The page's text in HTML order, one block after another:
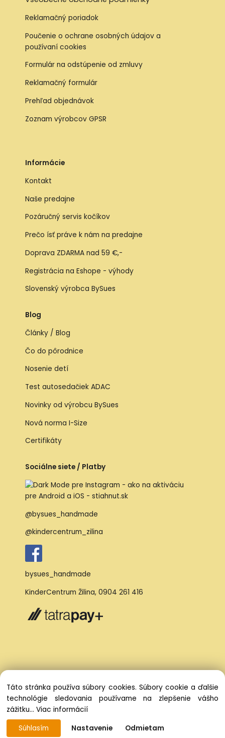
Reklamačný poriadok
Poučenie o ochrane osobných údajov a
používaní cookies
Formulár na odstúpenie od zmluvy
Reklamačný formulár
Prehľad objednávok
Zoznam výrobcov GPSR
Informácie
Kontakt
Naše predajne
Pozáručný servis kočíkov
Prečo ísť práve k nám na predajne
Doprava ZDARMA nad 59 €,-
Registrácia na Eshope - výhody
Slovenský výrobca BySues
Blog
Články / Blog
Čo do pôrodnice
Nosenie detí
Test autosedačiek ADAC
Novinky od výrobcu BySues
Nová norma I-Size
Certifikáty
Sociálne siete / Platby
@bysues_handmade
@kindercentrum_zilina
bysues_handmade
KinderCentrum Žilina, 0904 261 416
Vytvorené systémom ClickEshop.sk
Táto stránka používa súbory cookies. Súbory cookie a ďalšie
technológie sledovania používame na zlepšenie vášho
zážitku... Viac informácií
Súhlasím
Nastavenie Odmietam